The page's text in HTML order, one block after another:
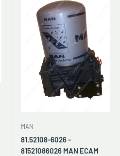
MAN
81.52108-6026 -
81521086026 MAN ECAM